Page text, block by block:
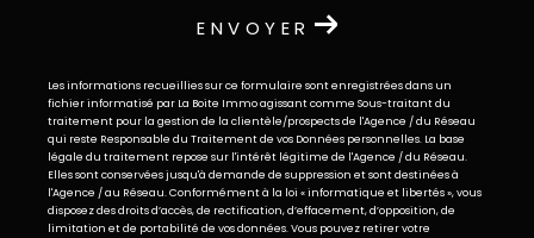
ENVOYER
Les informations recueillies sur ce formulaire sont enregistrées dans un
fichier informatisé par La Boite Immo agissant comme Sous-traitant du
traitement pour la gestion de la clientèle/prospects de l'Agence / du Réseau
qui reste Responsable du Traitement de vos Données personnelles. La base
légale du traitement repose sur l'intérêt légitime de l'Agence / du Réseau.
Elles sont conservées jusqu'à demande de suppression et sont destinées à
l'Agence / au Réseau. Conformément à la loi « informatique et libertés », vous
disposez des droits d’accès, de rectification, d’effacement, d’opposition, de
limitation et de portabilité de vos données. Vous pouvez retirer votre